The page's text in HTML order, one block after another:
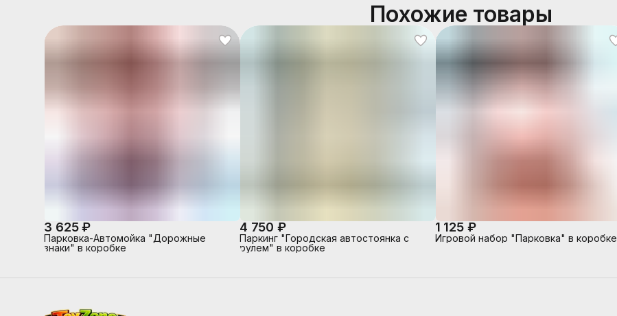
Похожие товары
3 625 ₽
Парковка-Автомойка "Дорожные
знаки" в коробке
4 750 ₽
Паркинг "Городская автостоянка с
рулем" в коробке
1 125 ₽
Игровой набор "Парковка" в коробке